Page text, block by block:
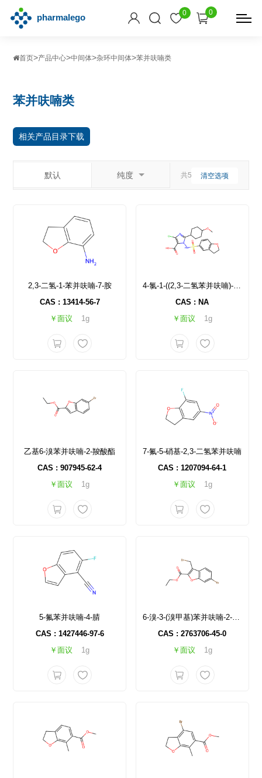
0 0
首页>产品中心>中间体>杂环中间体>苯并呋喃类
苯并呋喃类
相关产品目录下载
默认 纯度 共55个相关产品
清空选项
2,3-二氢-1-苯并呋喃-7-胺
CAS : 13414-56-7
￥面议
1g
4-氯-1-((2,3-二氢苯并呋喃)-5-磺酰胺基)-2-(4-甲氧基环己基)-1H-咪唑-5-羧酸
CAS : NA
￥面议
1g
乙基6-溴苯并呋喃-2-羧酸酯
CAS : 907945-62-4
￥面议
1g
7-氟-5-硝基-2,3-二氢苯并呋喃
CAS : 1207094-64-1
￥面议
1g
5-氟苯并呋喃-4-腈
CAS : 1427446-97-6
￥面议
1g
6-溴-3-(溴甲基)苯并呋喃-2-甲酸乙酯
CAS : 2763706-45-0
￥面议
1g